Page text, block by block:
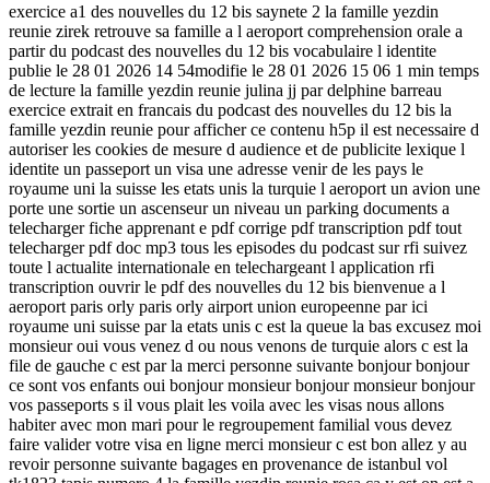
exercice a1 des nouvelles du 12 bis saynete 2 la famille yezdin
reunie zirek retrouve sa famille a l aeroport comprehension orale a
partir du podcast des nouvelles du 12 bis vocabulaire l identite
publie le 28 01 2026 14 54modifie le 28 01 2026 15 06 1 min temps
de lecture la famille yezdin reunie julina jj par delphine barreau
exercice extrait en francais du podcast des nouvelles du 12 bis la
famille yezdin reunie pour afficher ce contenu h5p il est necessaire d
autoriser les cookies de mesure d audience et de publicite lexique l
identite un passeport un visa une adresse venir de les pays le
royaume uni la suisse les etats unis la turquie l aeroport un avion une
porte une sortie un ascenseur un niveau un parking documents a
telecharger fiche apprenant e pdf corrige pdf transcription pdf tout
telecharger pdf doc mp3 tous les episodes du podcast sur rfi suivez
toute l actualite internationale en telechargeant l application rfi
transcription ouvrir le pdf des nouvelles du 12 bis bienvenue a l
aeroport paris orly paris orly airport union europeenne par ici
royaume uni suisse par la etats unis c est la queue la bas excusez moi
monsieur oui vous venez d ou nous venons de turquie alors c est la
file de gauche c est par la merci personne suivante bonjour bonjour
ce sont vos enfants oui bonjour monsieur bonjour monsieur bonjour
vos passeports s il vous plait les voila avec les visas nous allons
habiter avec mon mari pour le regroupement familial vous devez
faire valider votre visa en ligne merci monsieur c est bon allez y au
revoir personne suivante bagages en provenance de istanbul vol